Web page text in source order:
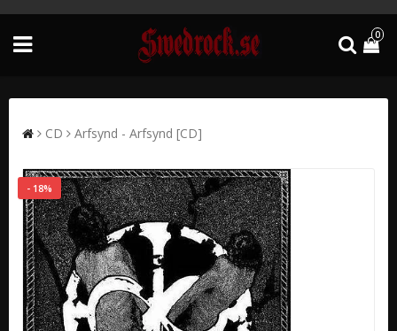
0
CD Arfsynd - Arfsynd [CD]
- 18%